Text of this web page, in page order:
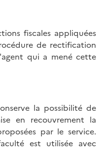
fiscales appliquées
de rectification
qui a mené cette
la possibilité de
en recouvrement la
par le service.
est utilisée avec